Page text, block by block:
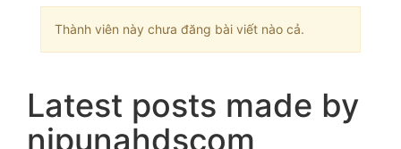
Thành viên này chưa đăng bài viết nào cả.
Latest posts made by
nipunahdscom